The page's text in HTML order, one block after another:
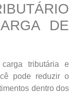
DE
tributária e
pode reduzir o
dentro dos